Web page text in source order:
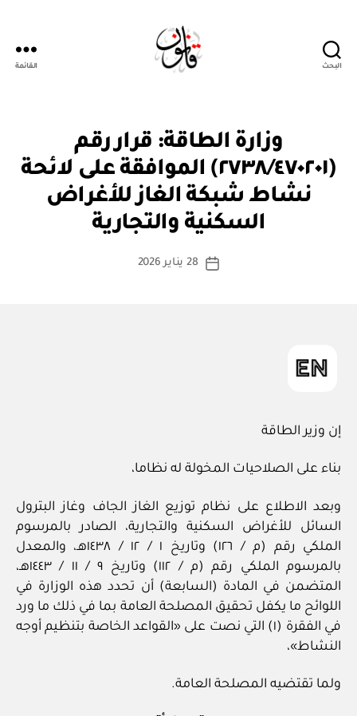
البحث القائمة
وزارة الطاقة: قرار رقم
(٢٧٣٨/٤٧٠٢٠١) الموافقة على لائحة
نشاط شبكة الغاز للأغراض
السكنية والتجارية
كاتب
بو
ا
س
ة
تاريخ
28 يناير 2026
إن وزير الطاقة
بناء على الصلاحيات المخولة له نظاما،
وبعد الاطلاع على نظام توزيع الغاز الجاف وغاز البترول
السائل للأغراض السكنية والتجارية، الصادر بالمرسوم
الملكي رقم (م / ١٢٦) وتاريخ ١ / ‏١٢‏ / ١٤٣٨هـ، والمعدل
بالمرسوم الملكي رقم (م / ١١٢) وتاريخ ٩ / ‏١١‏ / ١٤٤٣هـ،
المتضمن في المادة (السابعة) أن تحدد هذه الوزارة في
اللوائح ما يكفل تحقيق المصلحة العامة بما في ذلك ما ورد
في الفقرة (١) التي نصت على «القواعد الخاصة بتنظيم أوجه
النشاط»،
ولما تقتضيه المصلحة العامة.